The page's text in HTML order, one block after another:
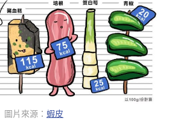
圖片來源： 蝦皮